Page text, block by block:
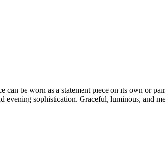
can be worn as a statement piece on its own or
evening sophistication. Graceful, luminous, and